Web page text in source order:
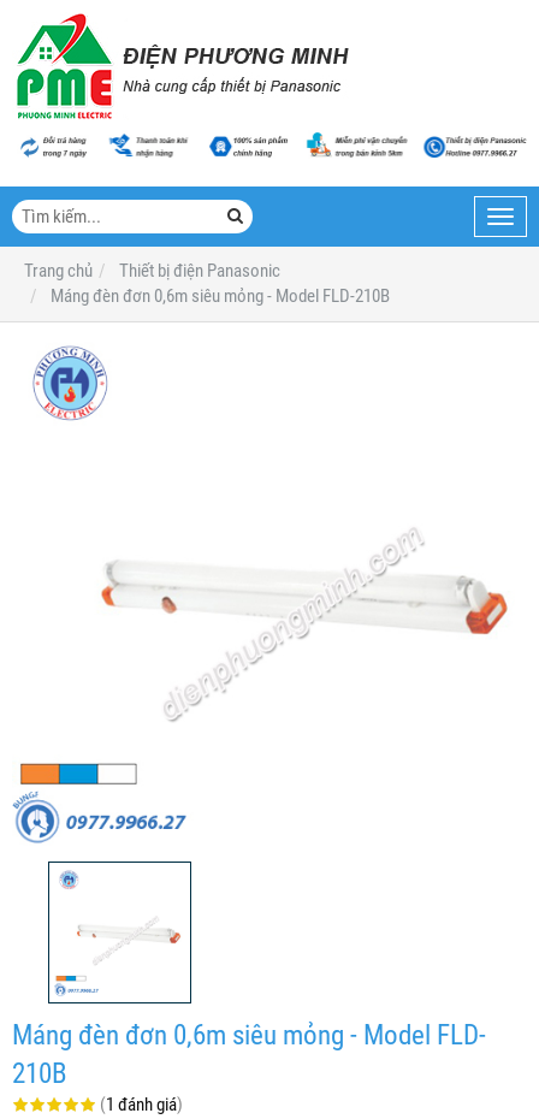
Trang chủ
Thiết bị điện Panasonic
Máng đèn đơn 0,6m siêu mỏng - Model FLD-210B
Máng đèn đơn 0,6m siêu mỏng - Model FLD-
210B
(1 đánh giá)